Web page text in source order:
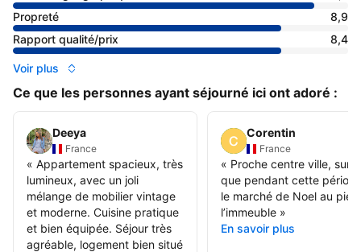
Propreté
8,9
Rapport qualité/prix
8,4
Voir plus
Ce que les personnes ayant séjourné ici ont adoré :
Deeya
France
« Appartement spacieux, très
lumineux, avec un joli
mélange de mobilier vintage
et moderne. Cuisine pratique
et bien équipée. Séjour très
agréable, logement bien situé
Corentin
France
« Proche centre ville,
que pendant cette
le marché de Noel au
l’immeuble»
En savoir plus